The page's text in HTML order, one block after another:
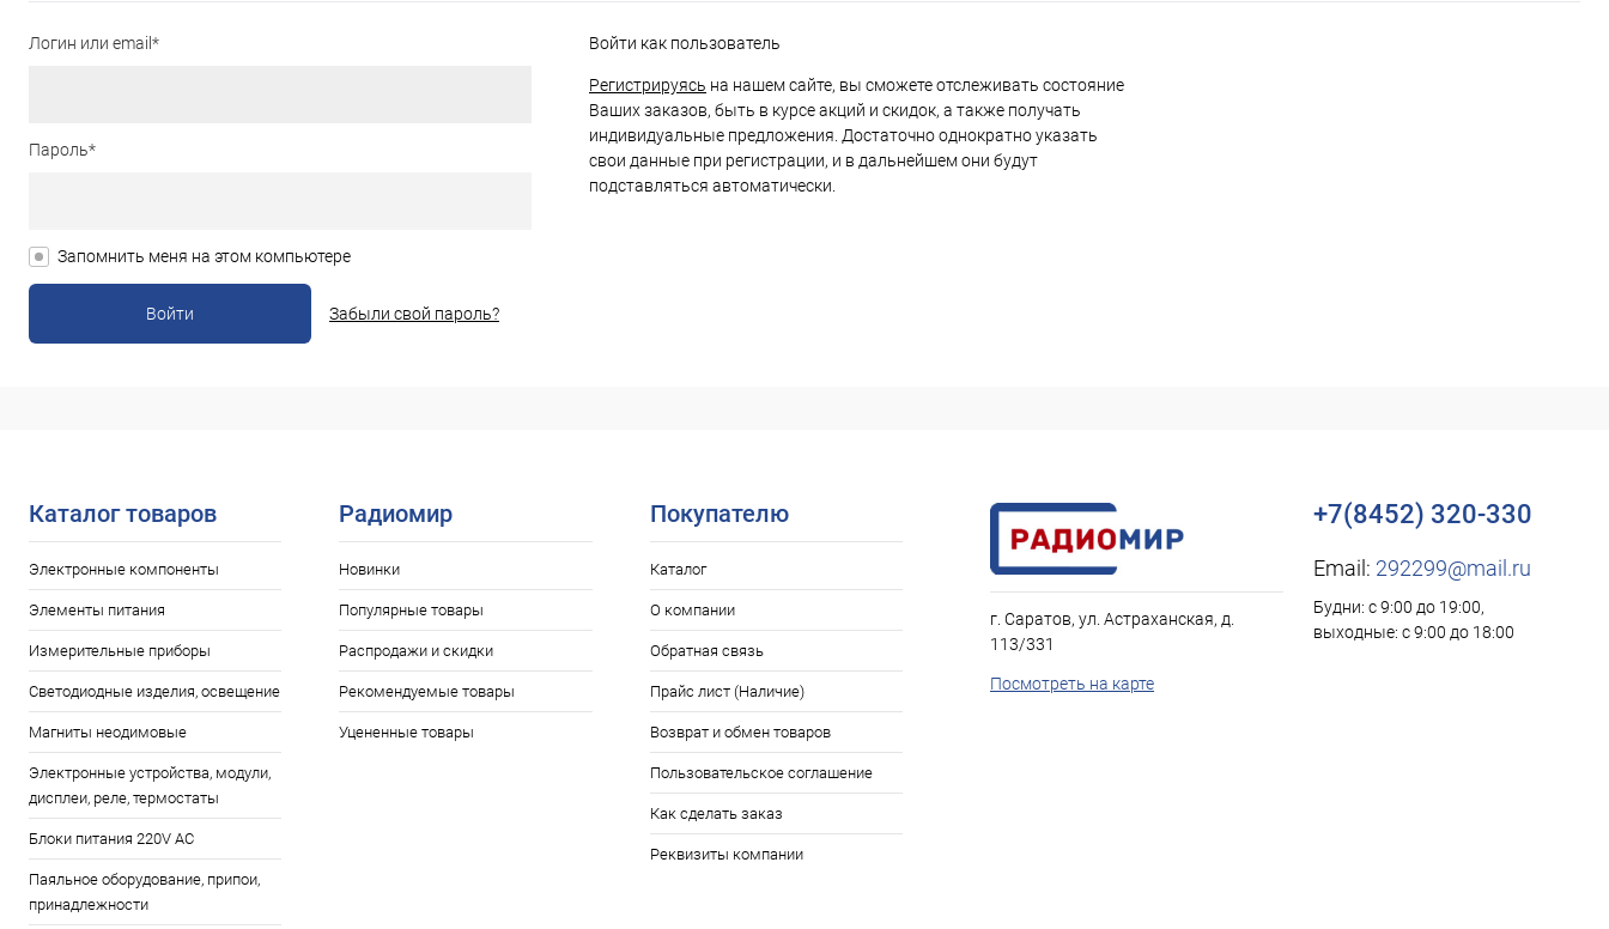
Логин или email*
Пароль*
Запомнить меня на этом компьютере
Забыли свой пароль?
Войти как пользователь
Регистрируясь на нашем сайте, вы сможете отслеживать состояние
Ваших заказов, быть в курсе акций и скидок, а также получать
индивидуальные предложения. Достаточно однократно указать
свои данные при регистрации, и в дальнейшем они будут
подставляться автоматически.
Каталог товаров
Электронные компоненты
Элементы питания
Измерительные приборы
Светодиодные изделия, освещение
Магниты неодимовые
Электронные устройства, модули,
дисплеи, реле, термостаты
Блоки питания 220V AC
Паяльное оборудование, припои,
принадлежности
Радиомир
Новинки
Популярные товары
Распродажи и скидки
Рекомендуемые товары
Уцененные товары
Покупателю
Каталог
О компании
Обратная связь
Прайс лист (Наличие)
Возврат и обмен товаров
Пользовательское соглашение
Как сделать заказ
Реквизиты компании
г. Саратов, ул. Астраханская, д.
113/331
Посмотреть на карте
+7(8452) 320-330
Email: 292299@mail.ru
Будни: с 9:00 до 19:00,
выходные: с 9:00 до 18:00